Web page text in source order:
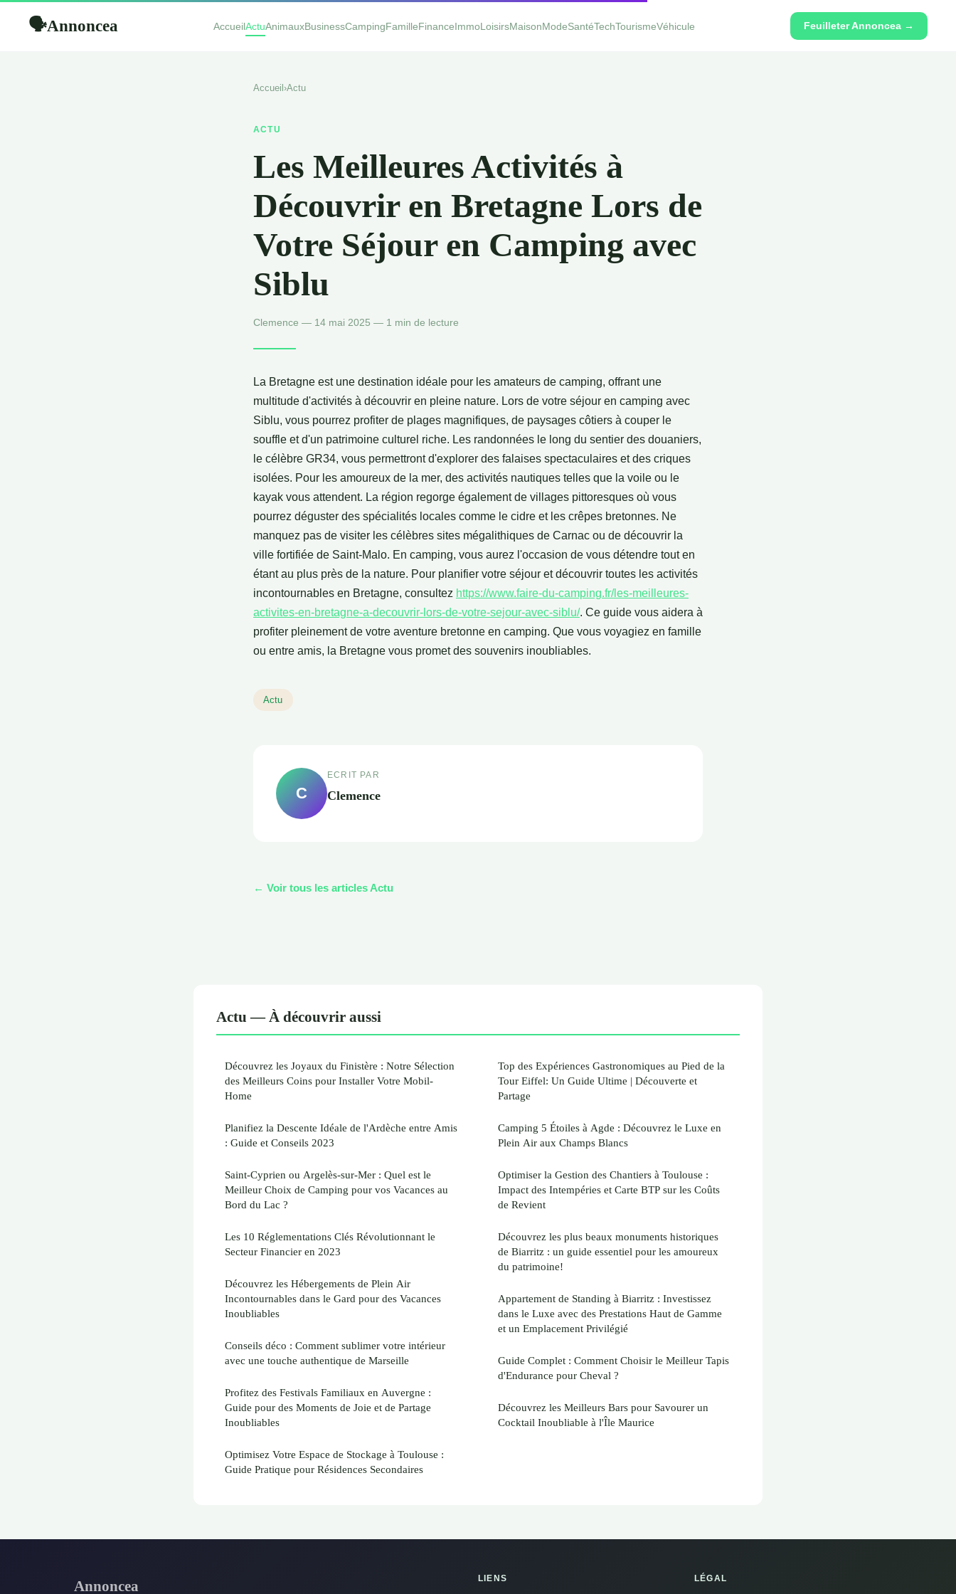
🗣Annoncea AccueilActuAnimauxBusinessCampingFamilleFinanceImmoLoisirsMaisonModeSantéTechTourismeVéhicule Feuilleter Annoncea →
Accueil ›Actu
ACTU
Les Meilleures Activités à
Découvrir en Bretagne Lors de
Votre Séjour en Camping avec
Siblu
Clemence — 14 mai 2025 — 1 min de lecture
La Bretagne est une destination idéale pour les amateurs de camping, offrant une
multitude d'activités à découvrir en pleine nature. Lors de votre séjour en camping avec
Siblu, vous pourrez profiter de plages magnifiques, de paysages côtiers à couper le
souffle et d'un patrimoine culturel riche. Les randonnées le long du sentier des douaniers,
le célèbre GR34, vous permettront d'explorer des falaises spectaculaires et des criques
isolées. Pour les amoureux de la mer, des activités nautiques telles que la voile ou le
kayak vous attendent. La région regorge également de villages pittoresques où vous
pourrez déguster des spécialités locales comme le cidre et les crêpes bretonnes. Ne
manquez pas de visiter les célèbres sites mégalithiques de Carnac ou de découvrir la
ville fortifiée de Saint-Malo. En camping, vous aurez l'occasion de vous détendre tout en
étant au plus près de la nature. Pour planifier votre séjour et découvrir toutes les activités
incontournables en Bretagne, consultez https://www.faire-du-camping.fr/les-meilleures-
activites-en-bretagne-a-decouvrir-lors-de-votre-sejour-avec-siblu/. Ce guide vous aidera à
profiter pleinement de votre aventure bretonne en camping. Que vous voyagiez en famille
ou entre amis, la Bretagne vous promet des souvenirs inoubliables.
Actu
C
ECRIT PAR
Clemence
← Voir tous les articles Actu
Actu — À découvrir aussi
Découvrez les Joyaux du Finistère : Notre Sélection
des Meilleurs Coins pour Installer Votre Mobil-
Home
Planifiez la Descente Idéale de l'Ardèche entre Amis
: Guide et Conseils 2023
Saint-Cyprien ou Argelès-sur-Mer : Quel est le
Meilleur Choix de Camping pour vos Vacances au
Bord du Lac ?
Les 10 Réglementations Clés Révolutionnant le
Secteur Financier en 2023
Découvrez les Hébergements de Plein Air
Incontournables dans le Gard pour des Vacances
Inoubliables
Conseils déco : Comment sublimer votre intérieur
avec une touche authentique de Marseille
Profitez des Festivals Familiaux en Auvergne :
Guide pour des Moments de Joie et de Partage
Inoubliables
Optimisez Votre Espace de Stockage à Toulouse :
Guide Pratique pour Résidences Secondaires
Top des Expériences Gastronomiques au Pied de la
Tour Eiffel: Un Guide Ultime | Découverte et
Partage
Camping 5 Étoiles à Agde : Découvrez le Luxe en
Plein Air aux Champs Blancs
Optimiser la Gestion des Chantiers à Toulouse :
Impact des Intempéries et Carte BTP sur les Coûts
de Revient
Découvrez les plus beaux monuments historiques
de Biarritz : un guide essentiel pour les amoureux
du patrimoine!
Appartement de Standing à Biarritz : Investissez
dans le Luxe avec des Prestations Haut de Gamme
et un Emplacement Privilégié
Guide Complet : Comment Choisir le Meilleur Tapis
d'Endurance pour Cheval ?
Découvrez les Meilleurs Bars pour Savourer un
Cocktail Inoubliable à l'Île Maurice
Annoncea LIENS LÉGAL